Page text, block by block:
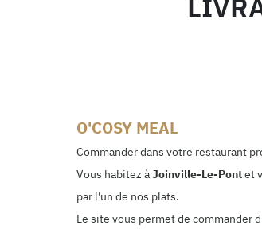
O'COSY MEAL
Commander dans votre restaurant
Vous habitez àJoinville-Le-Pontet
par l'un de nos plats.
Le site vous permet de commander